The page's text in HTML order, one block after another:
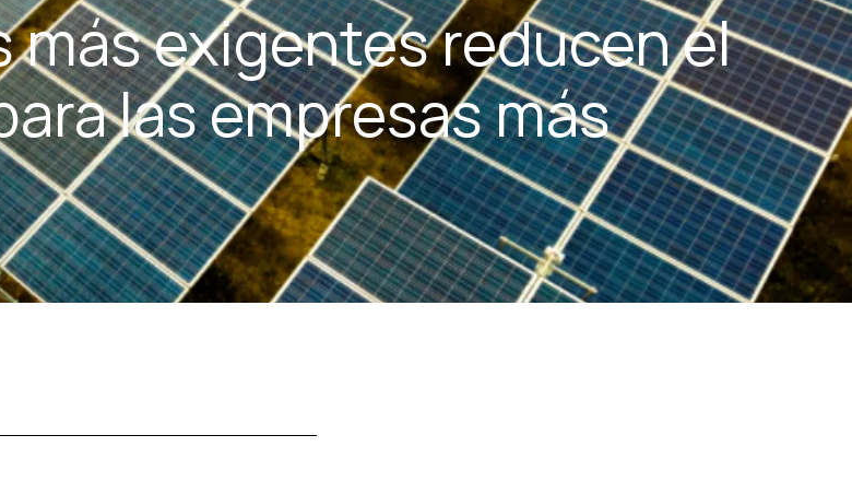
exigentes reducen el
las empresas más